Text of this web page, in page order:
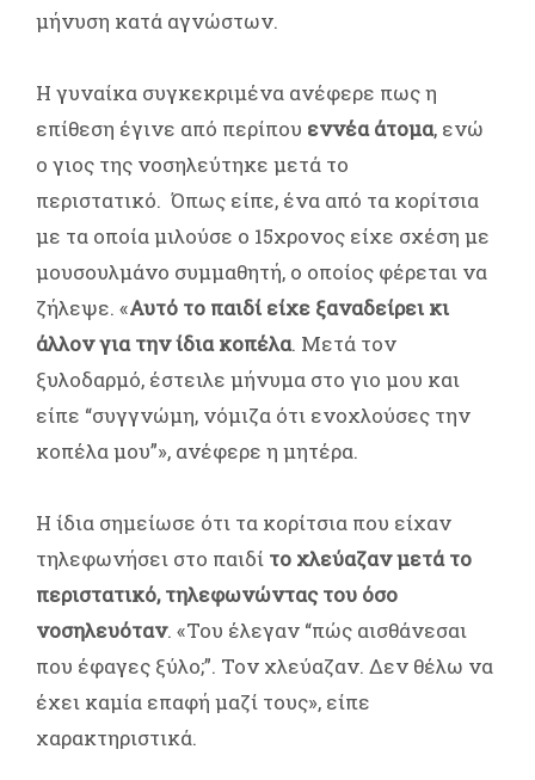
μήνυση κατά αγνώστων.
Η γυναίκα συγκεκριμένα ανέφερε πως η
επίθεση έγινε από περίπου εννέα άτομα, ενώ
ο γιος της νοσηλεύτηκε μετά το
περιστατικό. Όπως είπε, ένα από τα κορίτσια
με τα οποία μιλούσε ο 15χρονος είχε σχέση με
μουσουλμάνο συμμαθητή, ο οποίος φέρεται να
ζήλεψε. «Αυτό το παιδί είχε ξαναδείρει κι
άλλον για την ίδια κοπέλα. Μετά τον
ξυλοδαρμό, έστειλε μήνυμα στο γιο μου και
είπε “συγγνώμη, νόμιζα ότι ενοχλούσες την
κοπέλα μου”», ανέφερε η μητέρα.
Η ίδια σημείωσε ότι τα κορίτσια που είχαν
τηλεφωνήσει στο παιδί το χλεύαζαν μετά το
περιστατικό, τηλεφωνώντας του όσο
νοσηλευόταν. «Του έλεγαν “πώς αισθάνεσαι
που έφαγες ξύλο;”. Τον χλεύαζαν. Δεν θέλω να
έχει καμία επαφή μαζί τους», είπε
χαρακτηριστικά.